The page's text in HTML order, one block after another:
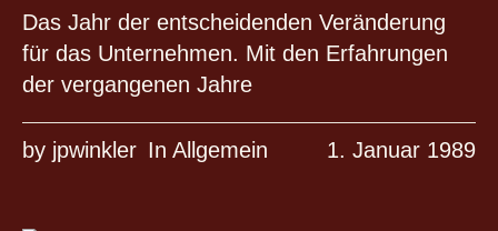
Das Jahr der entscheidenden Veränderung
für das Unternehmen. Mit den Erfahrungen
der vergangenen Jahre
1. Januar 1989
by jpwinkler In Allgemein